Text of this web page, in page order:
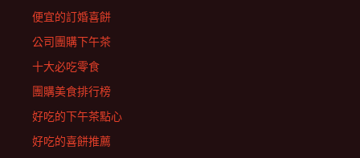
便宜的訂婚喜餅
公司團購下午茶
十大必吃零食
團購美食排行榜
好吃的下午茶點心
好吃的喜餅推薦